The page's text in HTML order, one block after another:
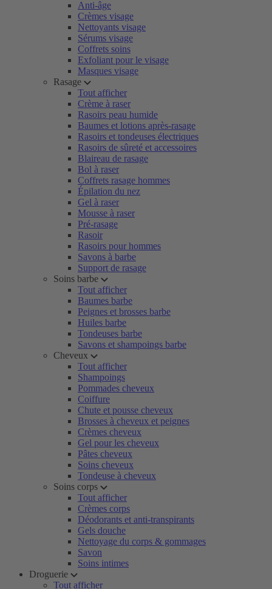
Anti-âge
Crèmes visage
Nettoyants visage
Sérums visage
Coffrets soins
Exfoliant pour le visage
Masques visage
Rasage
Tout afficher
Crème à raser
Rasoirs peau humide
Baumes et lotions après-rasage
Rasoirs et tondeuses électriques
Rasoirs de sûreté et accessoires
Blaireau de rasage
Bol à raser
Coffrets rasage hommes
Épilation du nez
Gel à raser
Mousse à raser
Pré-rasage
Rasoir
Rasoirs pour hommes
Savons à barbe
Support de rasage
Soins barbe
Tout afficher
Baumes barbe
Peignes et brosses barbe
Huiles barbe
Tondeuses barbe
Savons et shampoings barbe
Cheveux
Tout afficher
Shampoings
Pommades cheveux
Coiffure
Chute et pousse cheveux
Brosses à cheveux et peignes
Crèmes cheveux
Gel pour les cheveux
Pâtes cheveux
Soins cheveux
Tondeuse à cheveux
Soins corps
Tout afficher
Crèmes corps
Déodorants et anti-transpirants
Gels douche
Nettoyage du corps & gommages
Savon
Soins intimes
Droguerie
Tout afficher